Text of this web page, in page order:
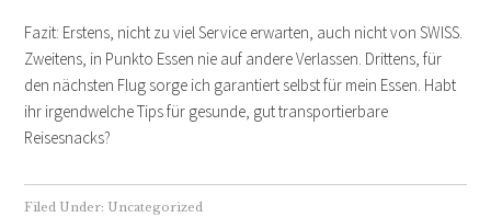
Fazit: Erstens, nicht zu viel Service erwarten, auch nicht von SWISS.
Zweitens, in Punkto Essen nie auf andere Verlassen. Drittens, für
den nächsten Flug sorge ich garantiert selbst für mein Essen. Habt
ihr irgendwelche Tips für gesunde, gut transportierbare
Reisesnacks?
Filed Under: Uncategorized